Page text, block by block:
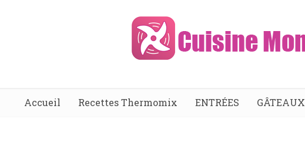
Accueil Recettes Thermomix ENTRÉES GÂTEAUX